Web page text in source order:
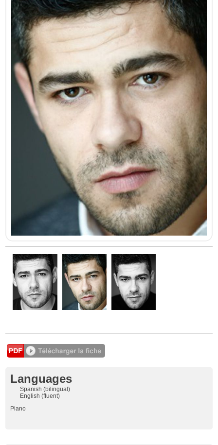
Languages
Spanish (bilingual)
English (fluent)
Piano